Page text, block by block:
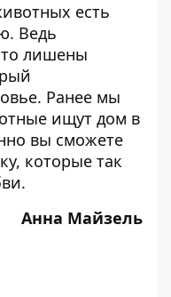
есть
Ведь
лишены
Ранее мы
ищут дом в
вы сможете
которые так
Анна Майзель